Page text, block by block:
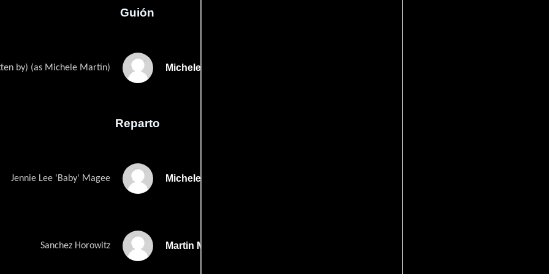
Guión
by) (as Michele Martín) Michele Martins
Reparto
Jennie Lee 'Baby' Magee Michele Martin
Sanchez Horowitz Martin Morales